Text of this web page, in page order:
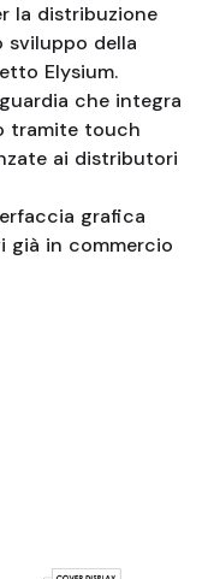
la distribuzione
sviluppo della
Elysium.
che integra
tramite touch
ai distributori
grafica
già in commercio